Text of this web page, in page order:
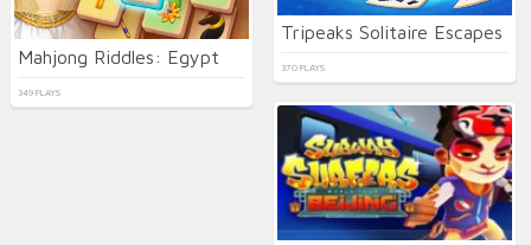
Mahjong Riddles: Egypt
349 PLAYS
Tripeaks Solitaire Escapes
370 PLAYS